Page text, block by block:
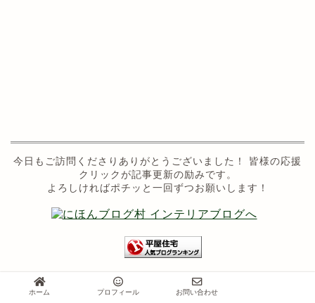
今日もご訪問くださりありがとうございました！ 皆様の応援
クリックが記事更新の励みです。
よろしければポチッと一回ずつお願いします！
ホーム プロフィール お問い合わせ